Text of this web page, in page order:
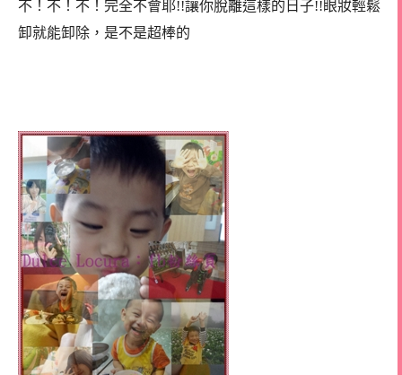
不！不！不！完全不會耶!!讓你脫離這樣的日子!!眼妝輕鬆
卸就能卸除，是不是超棒的